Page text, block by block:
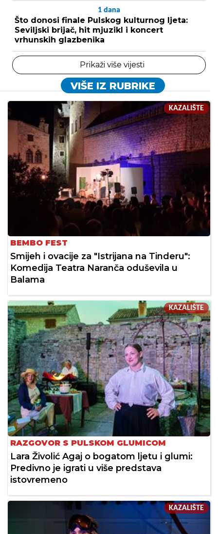
1 dana
Što donosi finale Pulskog kulturnog ljeta:
Seviljski brijač, hit mjuzikl i koncert
vrhunskih glazbenika
Prikaži više vijesti
VIŠE IZ RUBRIKE
KAZALIŠTE
BEMBO FEST
Smijeh i ovacije za "Istrijana na Tinderu":
Komedija Teatra Naranča oduševila u
Balama
KAZALIŠTE
RAZGOVOR S PULSKOM GLUMICOM
Lara Živolić Agaj o bogatom ljetu i glumi:
Predivno je igrati u više predstava
istovremeno
KAZALIŠTE